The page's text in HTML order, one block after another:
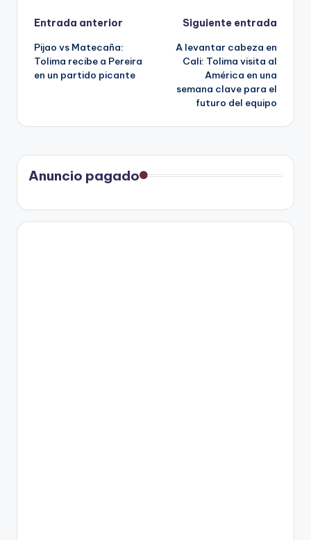
Navegación
de
entradas
Entrada anterior
Pijao vs Matecaña:
Tolima recibe a Pereira
en un partido picante
Siguiente entrada
A levantar cabeza en
Cali: Tolima visita al
América en una
semana clave para el
futuro del equipo
Anuncio pagado